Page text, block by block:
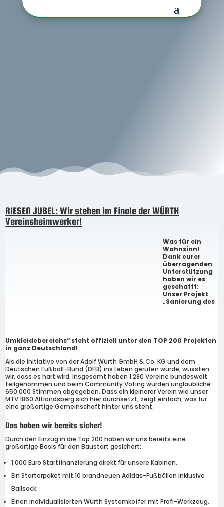
RIESEN JUBEL: Wir stehen im Finale der WÜRTH
Vereinsheimwerker!
Was für ein
Wahnsinn!
Dank eurer
überragenden
Unterstützung
haben wir es
geschafft:
Unser Projekt
„Sanierung des
Umkleidebereichs“ steht offiziell unter den TOP 200 Projekten
in ganz Deutschland!
Als die Initiative von der Adolf Würth GmbH & Co. KG und dem
Deutschen Fußball-Bund (DFB) ins Leben gerufen wurde, wussten
wir, dass es hart wird. Insgesamt haben 1.280 Vereine bundesweit
teilgenommen und beim Community Voting wurden unglaubliche
650.000 Stimmen abgegeben. Dass ein kleinerer Verein wie unser
MTV 1860 Altlandsberg sich hier durchsetzt, zeigt einfach, was für
eine großartige Gemeinschaft hinter uns steht.
Das haben wir bereits sicher!
Durch den Einzug in die Top 200 haben wir uns bereits eine
großartige Basis für den Baustart gesichert:
1.000 Euro Startfinanzierung direkt für unsere Kabinen.
Ein Starterpaket mit 10 brandneuen Adidas-Fußbällen inklusive
Ballsack.
Einen individualisierten Würth Systemkoffer mit Profi-Werkzeug.